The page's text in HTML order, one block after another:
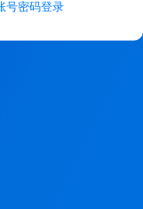
号密码登录